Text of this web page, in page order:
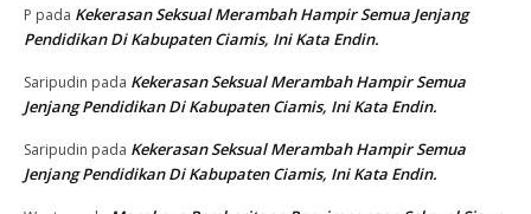
P pada Kekerasan Seksual Merambah Hampir Semua Jenjang
Pendidikan Di Kabupaten Ciamis, Ini Kata Endin.
Saripudin pada Kekerasan Seksual Merambah Hampir Semua
Jenjang Pendidikan Di Kabupaten Ciamis, Ini Kata Endin.
Saripudin pada Kekerasan Seksual Merambah Hampir Semua
Jenjang Pendidikan Di Kabupaten Ciamis, Ini Kata Endin.